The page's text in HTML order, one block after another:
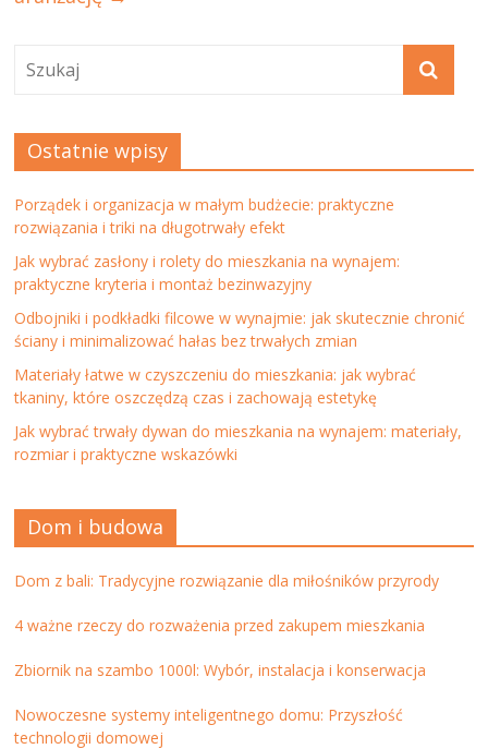
Ostatnie wpisy
Porządek i organizacja w małym budżecie: praktyczne
rozwiązania i triki na długotrwały efekt
Jak wybrać zasłony i rolety do mieszkania na wynajem:
praktyczne kryteria i montaż bezinwazyjny
Odbojniki i podkładki filcowe w wynajmie: jak skutecznie chronić
ściany i minimalizować hałas bez trwałych zmian
Materiały łatwe w czyszczeniu do mieszkania: jak wybrać
tkaniny, które oszczędzą czas i zachowają estetykę
Jak wybrać trwały dywan do mieszkania na wynajem: materiały,
rozmiar i praktyczne wskazówki
Dom i budowa
Dom z bali: Tradycyjne rozwiązanie dla miłośników przyrody
4 ważne rzeczy do rozważenia przed zakupem mieszkania
Zbiornik na szambo 1000l: Wybór, instalacja i konserwacja
Nowoczesne systemy inteligentnego domu: Przyszłość
technologii domowej